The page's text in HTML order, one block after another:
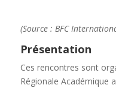
(Source : BFC
Présentation
Ces rencontres sont
Régionale Académique